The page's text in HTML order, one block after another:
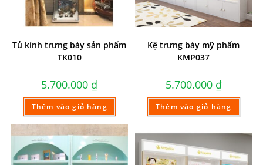
Tủ kính trưng bày sản phẩm
TK010
5.700.000 ₫
Thêm vào giỏ hàng
Kệ trưng bày mỹ phẩm
KMP037
5.700.000 ₫
Thêm vào giỏ hàng